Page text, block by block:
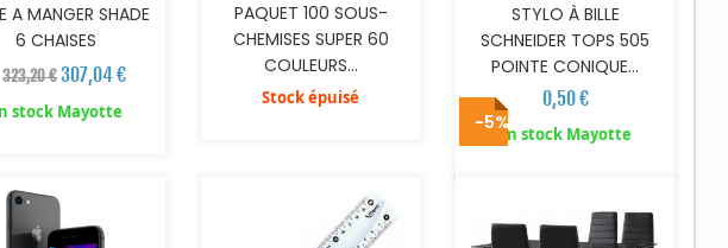
A MANGER SHADE
6 CHAISES
323,20 €307,04 €
stock Mayotte
PAQUET 100 SOUS-
CHEMISES SUPER 60
COULEURS...
Stock épuisé
STYLO À BILLE
SCHNEIDER TOPS 505
POINTE CONIQUE...
0,50 €
En stock Mayotte
-5% AJOUTER AU PANIER